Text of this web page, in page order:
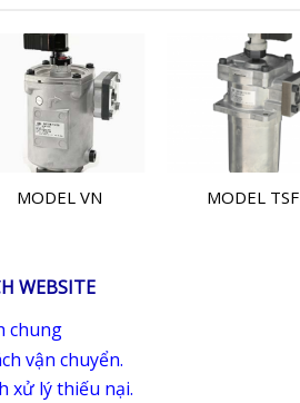
MODEL VN MODEL TSF
WEBSITE
chung
vận chuyển.
xử lý thiếu nại.